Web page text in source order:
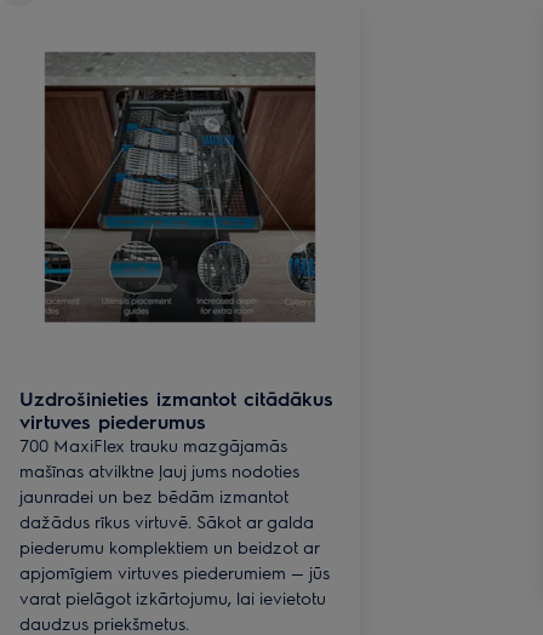
Uzdrošinieties izmantot citādākus
virtuves piederumus
700 MaxiFlex trauku mazgājamās
mašīnas atvilktne ļauj jums nodoties
jaunradei un bez bēdām izmantot
dažādus rīkus virtuvē. Sākot ar galda
piederumu komplektiem un beidzot ar
apjomīgiem virtuves piederumiem — jūs
varat pielāgot izkārtojumu, lai ievietotu
daudzus priekšmetus.